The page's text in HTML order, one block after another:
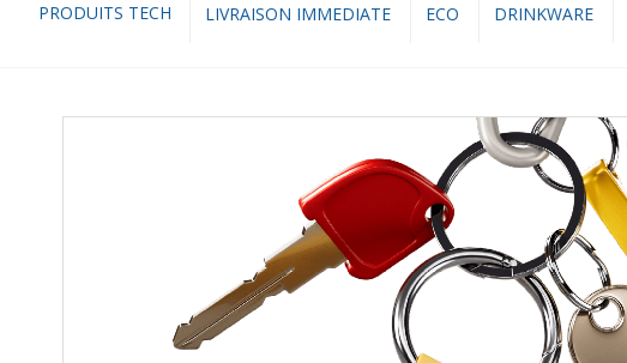
PRODUITS TECH LIVRAISON IMMEDIATE ECO DRINKWARE